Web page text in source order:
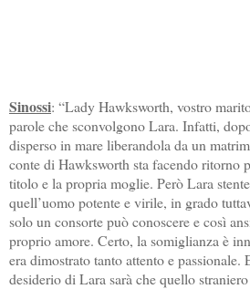
Sinossi: “Lady Hawksworth, vostro
parole che sconvolgono Lara. Infatti,
disperso in mare liberandola da un
conte di Hawksworth sta facendo ritorno
titolo e la propria moglie. Però Lara
quell’uomo potente e virile, in grado
solo un consorte può conoscere e così
proprio amore. Certo, la somiglianza è
era dimostrato tanto attento e passionale.
desiderio di Lara sarà che quello